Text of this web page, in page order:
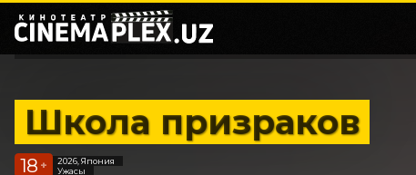
Школа призраков
18 +
2026, Япония
Ужасы